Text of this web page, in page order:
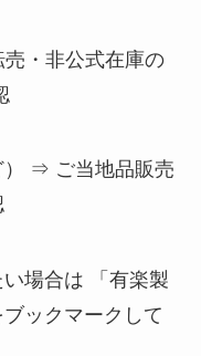
・非公式在庫の
） ⇒ ご当地品販売
場合は 「有楽製
ックマークして